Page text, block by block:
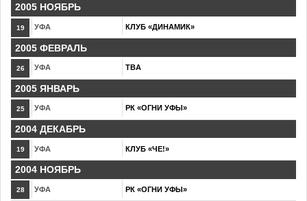
2005 НОЯБРЬ
19 УФА КЛУБ «ДИНАМИК»
2005 ФЕВРАЛЬ
26 УФА TBA
2005 ЯНВАРЬ
25 УФА РК «ОГНИ УФЫ»
2004 ДЕКАБРЬ
19 УФА КЛУБ «ЧЕ!»
2004 НОЯБРЬ
28 УФА РК «ОГНИ УФЫ»